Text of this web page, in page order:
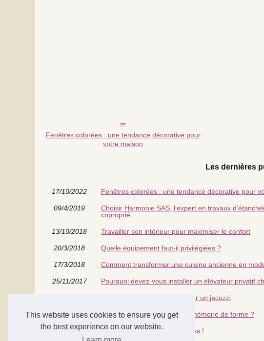
This website uses cookies to ensure you get
the best experience on our website.
Fenêtres colorées : une tendance décorative pour
votre maison
Les dernières
17/10/2022 Fenêtres colorées : une tendance décorative pour
09/4/2019
Choisir Harmonie SAS, l’expert en travaux
coproprié
13/10/2018 Travailler son intérieur pour maximiser le confort
20/3/2018 Quelle équipement faut-il privilégiées ?
17/3/2018 Comment transformer une cuisine ancienne en
25/11/2017 Pourquoi devez-vous installer un élévateur privatif
Information sur le bon prix pour un jacuzzi
12/4/2016 Pourquoi choisir un oreiller à mémoire de forme ?
16/3/2016 Hightech : un matelas antistress !